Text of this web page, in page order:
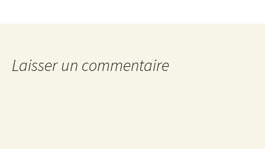
Laisser un commentaire